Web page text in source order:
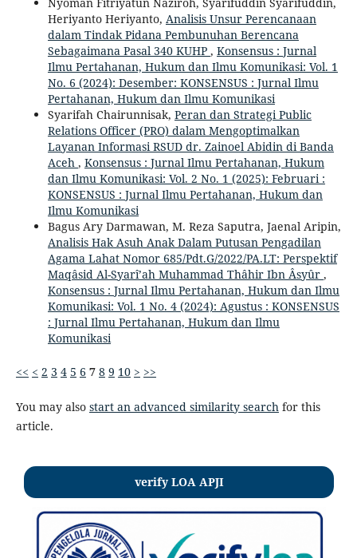
Heriyanto Heriyanto, Analisis Unsur Perencanaan
dalam Tindak Pidana Pembunuhan Berencana
Sebagaimana Pasal 340 KUHP , Konsensus : Jurnal
Ilmu Pertahanan, Hukum dan Ilmu Komunikasi: Vol. 1
No. 6 (2024): Desember: KONSENSUS : Jurnal Ilmu
Pertahanan, Hukum dan Ilmu Komunikasi
Syarifah Chairunnisak, Peran dan Strategi Public
Relations Officer (PRO) dalam Mengoptimalkan
Layanan Informasi RSUD dr. Zainoel Abidin di Banda
Aceh , Konsensus : Jurnal Ilmu Pertahanan, Hukum
dan Ilmu Komunikasi: Vol. 2 No. 1 (2025): Februari :
KONSENSUS : Jurnal Ilmu Pertahanan, Hukum dan
Ilmu Komunikasi
Bagus Ary Darmawan, M. Reza Saputra, Jaenal Aripin,
Analisis Hak Asuh Anak Dalam Putusan Pengadilan
Agama Lahat Nomor 685/Pdt.G/2022/PA.LT: Perspektif
Maqâsid Al-Syarî’ah Muhammad Thâhir Ibn Âsyûr ,
Konsensus : Jurnal Ilmu Pertahanan, Hukum dan Ilmu
Komunikasi: Vol. 1 No. 4 (2024): Agustus : KONSENSUS
: Jurnal Ilmu Pertahanan, Hukum dan Ilmu
Komunikasi
<< < 2 3 4 5 6 7 8 9 10 > >>
You may also start an advanced similarity search for this
article.
verify LOA APJI